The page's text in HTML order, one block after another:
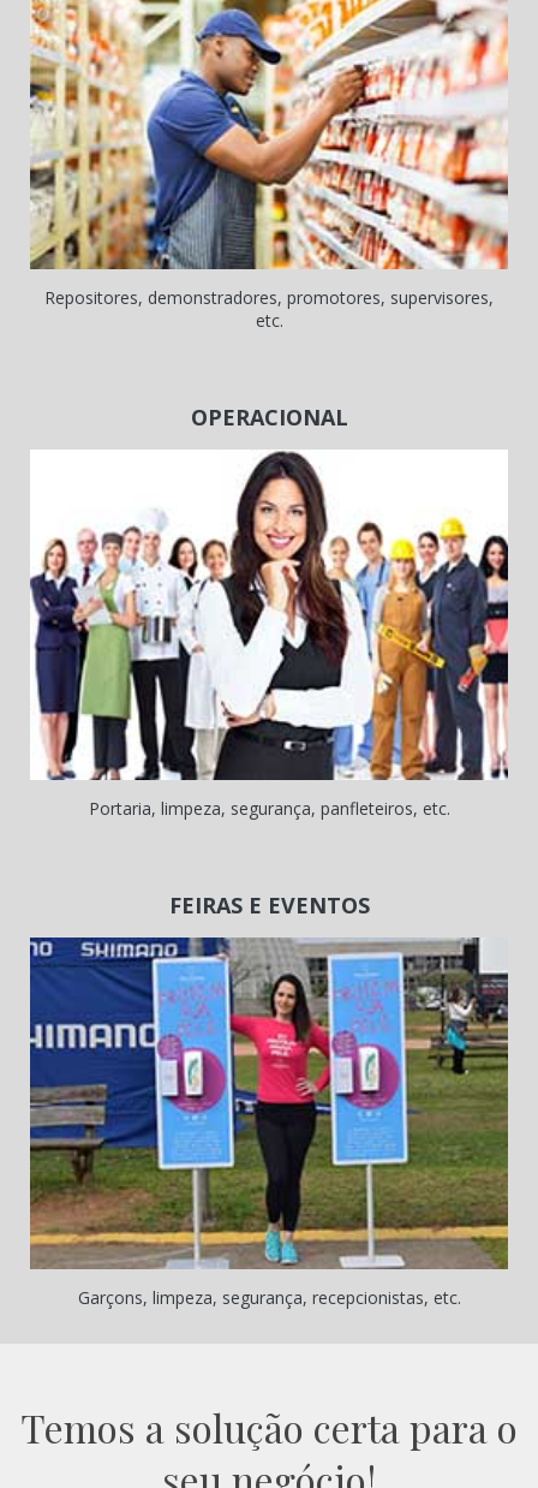
Repositores, demonstradores, promotores, supervisores,
etc.
OPERACIONAL
Portaria, limpeza, segurança, panfleteiros, etc.
FEIRAS E EVENTOS
Garçons, limpeza, segurança, recepcionistas, etc.
Temos a solução certa para o